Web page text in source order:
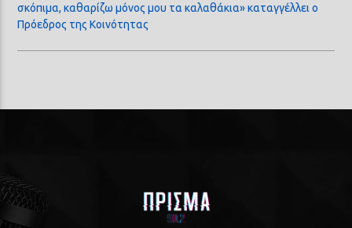
σκόπιμα, καθαρίζω μόνος μου τα καλαθάκια» καταγγέλλει ο
Πρόεδρος της Κοινότητας